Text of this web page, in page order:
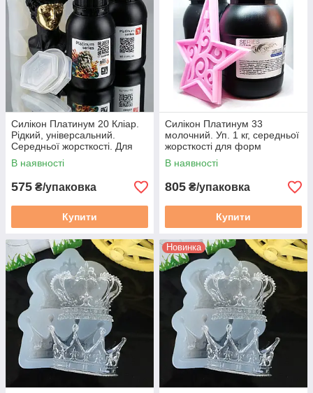
Силікон Платинум 20 Кліар.
Рідкий, універсальний.
Середньої жорсткості. Для
форм. 0.5 кг
В наявності
575 ₴/упаковка
Купити
Силікон Платинум 33
молочний. Уп. 1 кг, середньої
жорсткості для форм
В наявності
805 ₴/упаковка
Купити
Новинка